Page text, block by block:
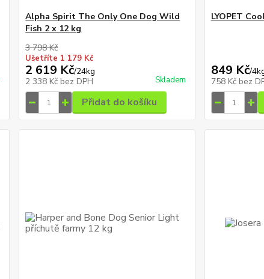
Alpha Spirit The Only One Dog Wild
Fish 2 x 12 kg
3 798 Kč
Ušetříte 1 179 Kč
2 619 Kč/24kg
2 338 Kč bez DPH Skladem
Přidat do košíku
LYOPET
849 Kč/
758 Kč bez